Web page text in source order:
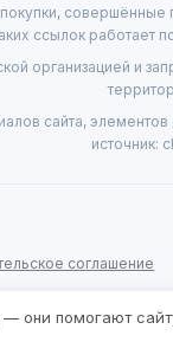
ссылок работает
организацией и
сайта,
источник:
соглашение
они помогают